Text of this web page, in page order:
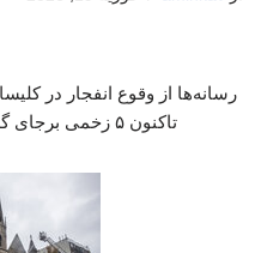
رسانه‌ها از وقوع انفجار در
تاکنون ۵ زخمی برجای گذاشته است‌. منبع: جماران